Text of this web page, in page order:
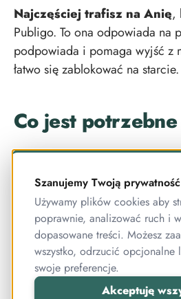
Najczęściej trafisz na Anię,
Publigo. To ona odpowiada na
podpowiada i pomaga wyjść z
łatwo się zablokować na starcie.
Co jest
adresu e-mail i numeru
Adres e-mail jest konieczny, bo
wyślemy dane dostępowe
dostaniesz link do
potwierdzisz założenie
Szanujemy Twoją prywatność
Używamy plików cookies aby
poprawnie, analizować ruch i
dopasowane treści. Możesz
wszystko, odrzucić opcjonalne
swoje preferencje.
Akceptuję